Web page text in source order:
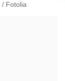
/ Fotolia